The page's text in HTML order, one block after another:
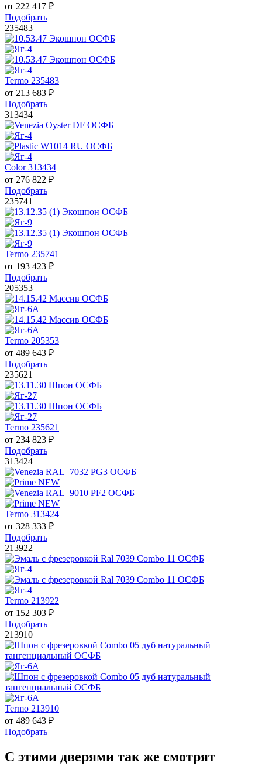
от 222 417 ₽
Подобрать
235483
Termo 235483
от 213 683 ₽
Подобрать
313434
Color 313434
от 276 822 ₽
Подобрать
235741
Termo 235741
от 193 423 ₽
Подобрать
205353
Termo 205353
от 489 643 ₽
Подобрать
235621
Termo 235621
от 234 823 ₽
Подобрать
313424
Termo 313424
от 328 333 ₽
Подобрать
213922
Termo 213922
от 152 303 ₽
Подобрать
213910
Termo 213910
от 489 643 ₽
Подобрать
С этими дверями так же смотрят